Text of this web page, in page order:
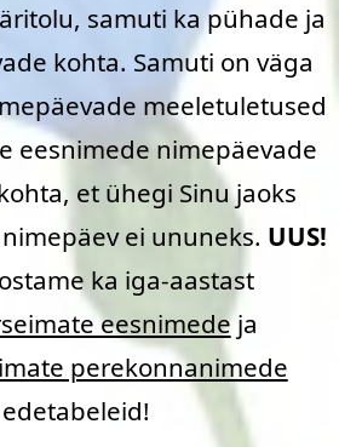
samuti ka pühade ja
kohta. Samuti on väga
meeletuletused
eesnimede nimepäevade
et ühegi Sinu jaoks
ei ununeks. UUS!
ka iga-aastast
eesnimedeja
perekonnanimede
edetabeleid!